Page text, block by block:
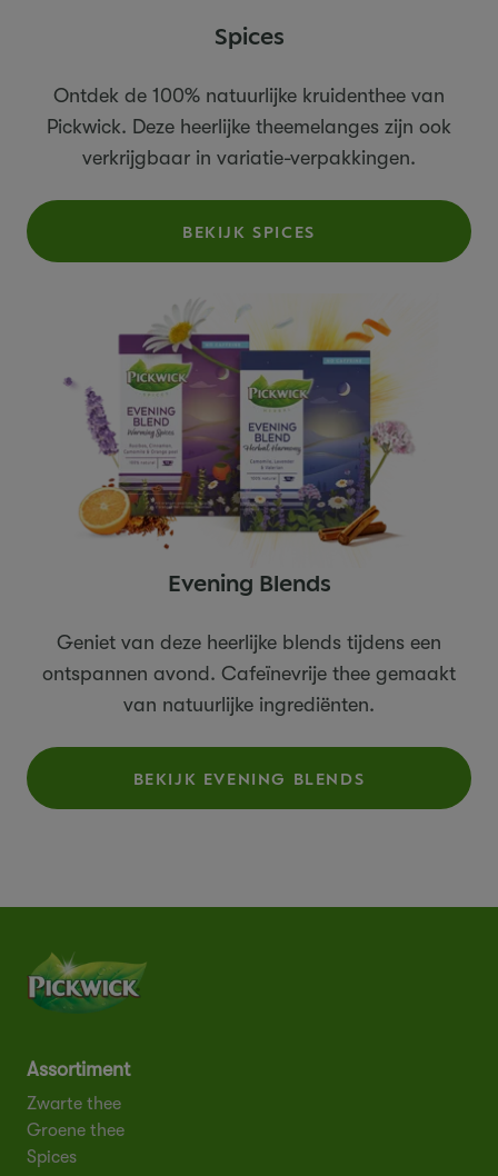
Spices
Ontdek de 100% natuurlijke kruidenthee van
Pickwick. Deze heerlijke theemelanges zijn ook
verkrijgbaar in variatie-verpakkingen.
BEKIJK SPICES
Evening Blends
Geniet van deze heerlijke blends tijdens een
ontspannen avond. Cafeïnevrije thee gemaakt
van natuurlijke ingrediënten.
BEKIJK EVENING BLENDS
Assortiment
Zwarte thee
Groene thee
Spices